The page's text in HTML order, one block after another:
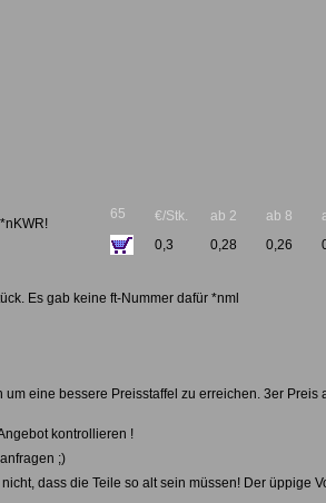
65
€/Stk.
0,3
ab 2
0,28
ab 8
0,26
Es gab keine ft-Nummer dafür *nml
eine bessere Preisstaffel zu erreichen. 3er Preis
kontrollieren !
;)
dass die Teile so alt sein müssen! Der üppige